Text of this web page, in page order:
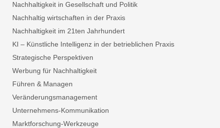
Nachhaltigkeit in Gesellschaft und Politik
Nachhaltig wirtschaften in der Praxis
Nachhaltigkeit im 21ten Jahrhundert
KI – Künstliche Intelligenz in der betrieblichen Praxis
Strategische Perspektiven
Werbung für Nachhaltigkeit
Führen & Managen
Veränderungsmanagement
Unternehmens-Kommunikation
Marktforschung-Werkzeuge